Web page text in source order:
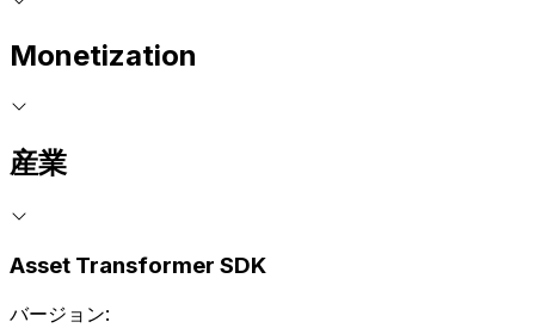
Monetization
産業
Asset Transformer SDK
バージョン: